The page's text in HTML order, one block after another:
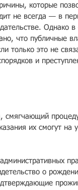
которые
не всегда — в
Однако
что публичные
только это не
и
смягчающий
их смогут на
о